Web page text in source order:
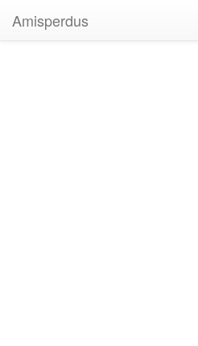
Amisperdus